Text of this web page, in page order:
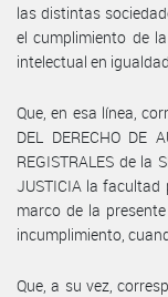
las distintas
el cumplimiento de
intelectual en
Que, en esa línea,
DEL DERECHO DE
REGISTRALES de la
JUSTICIA la
marco de la
incumplimiento,
Que, a su vez,